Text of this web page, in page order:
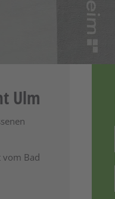
Ulm
vom Bad